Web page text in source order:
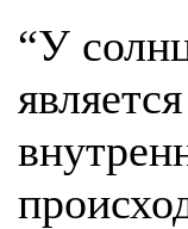
“У